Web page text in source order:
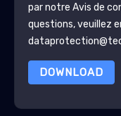
par notre Avis de
questions, veuillez
DOWNLOAD